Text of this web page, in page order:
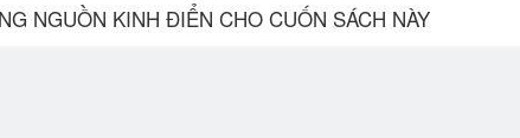
NGUỒN KINH ĐIỂN CHO CUỐN SÁCH NÀY